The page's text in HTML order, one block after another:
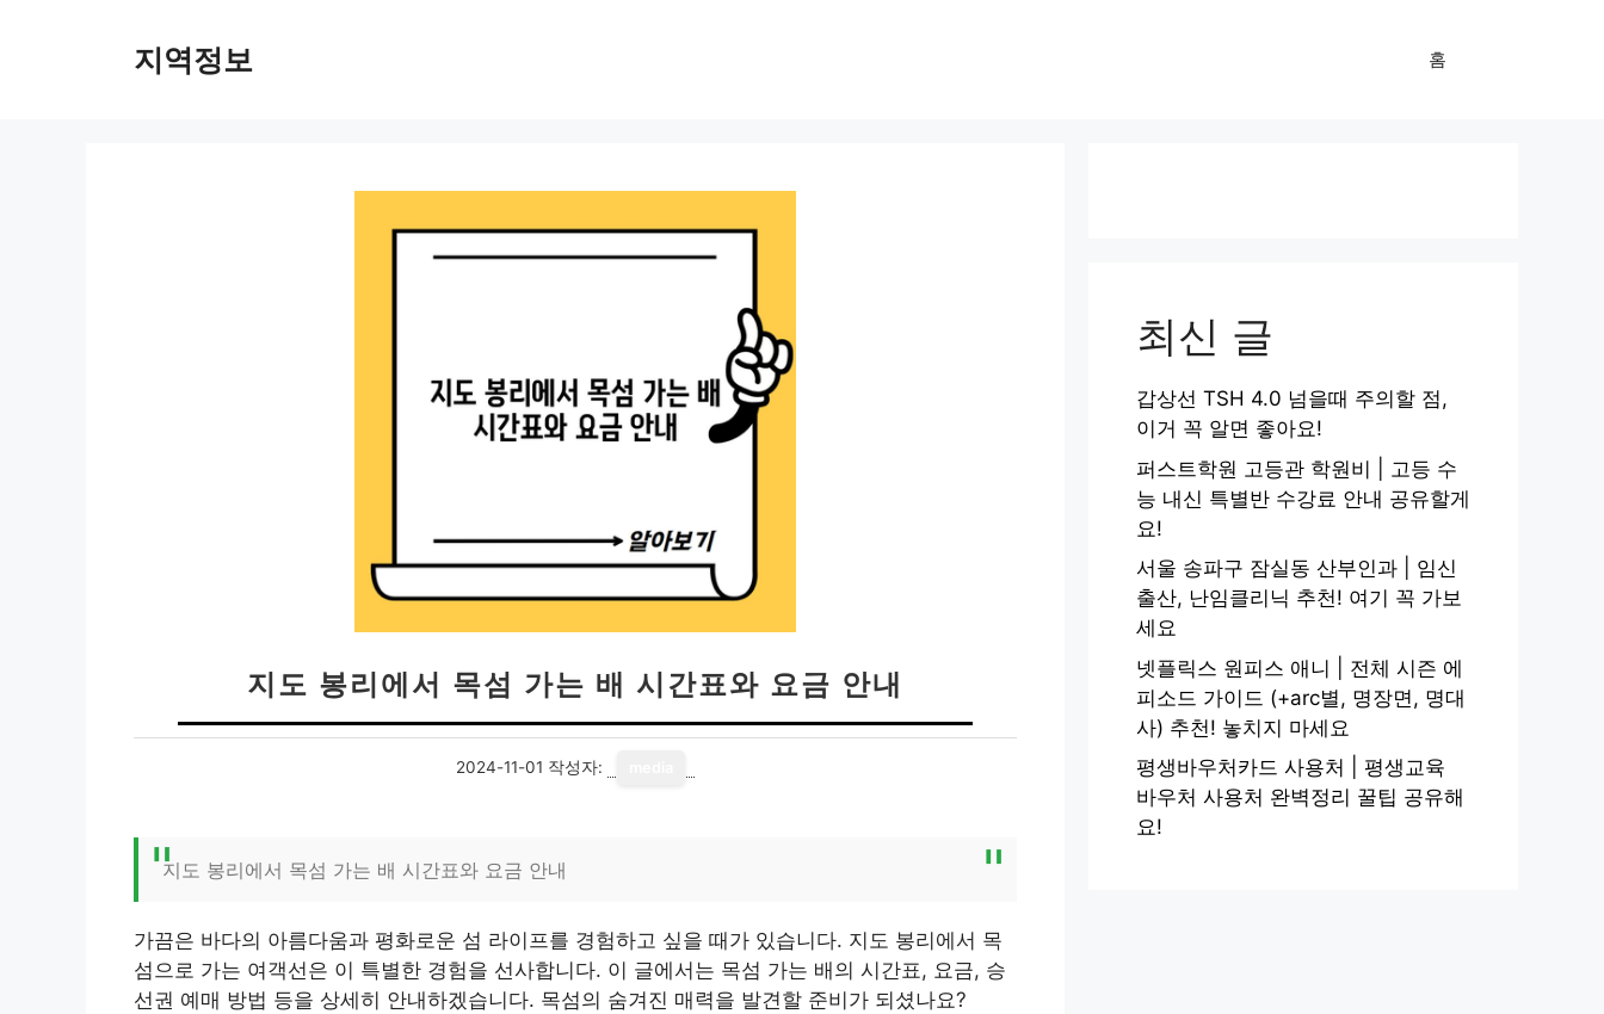
지역정보 홈
지도 봉리에서 목섬 가는 배 시간표와 요금 안내
2024-11-01 작성자:
지도 봉리에서 목섬 가는 배 시간표와 요금 안내
가끔은 바다의 아름다움과 평화로운 섬 라이프를 경험하고 싶을 때가 있습니다. 지도 봉리에서 목
섬으로 가는 여객선은 이 특별한 경험을 선사합니다. 이 글에서는 목섬 가는 배의 시간표, 요금, 승
선권 예매 방법 등을 상세히 안내하겠습니다. 목섬의 숨겨진 매력을 발견할 준비가 되셨나요?
최신 글
갑상선 TSH 4.0 넘을때 주의할 점,
이거 꼭 알면 좋아요!
퍼스트학원 고등관 학원비 | 고등 수
능 내신 특별반 수강료 안내 공유할게
요!
서울 송파구 잠실동 산부인과 | 임신
출산, 난임클리닉 추천! 여기 꼭 가보
세요
넷플릭스 원피스 애니 | 전체 시즌 에
피소드 가이드 (+arc별, 명장면, 명대
사) 추천! 놓치지 마세요
평생바우처카드 사용처 | 평생교육
바우처 사용처 완벽정리 꿀팁 공유해
요!